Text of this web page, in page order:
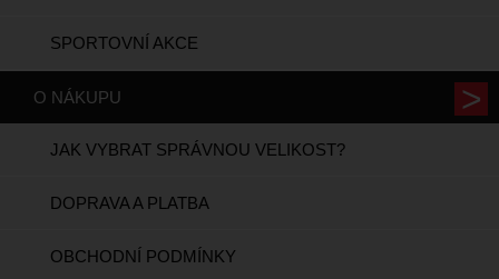
SPORTOVNÍ AKCE
O NÁKUPU
JAK VYBRAT SPRÁVNOU VELIKOST?
DOPRAVA A PLATBA
OBCHODNÍ PODMÍNKY